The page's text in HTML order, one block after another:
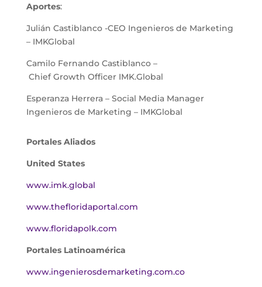
Aportes:
Julián Castiblanco -CEO Ingenieros de Marketing
– IMKGlobal
Camilo Fernando Castiblanco –
Chief Growth Officer IMK.Global
Esperanza Herrera – Social Media Manager
Ingenieros de Marketing – IMKGlobal
Portales Aliados
United States
www.imk.global
www.thefloridaportal.com
www.floridapolk.com
Portales Latinoamérica
www.ingenierosdemarketing.com.co